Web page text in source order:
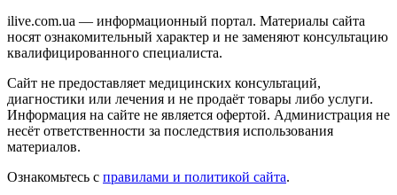
ilive.com.ua — информационный портал. Материалы сайта
носят ознакомительный характер и не заменяют консультацию
квалифицированного специалиста.
Сайт не предоставляет медицинских консультаций,
диагностики или лечения и не продаёт товары либо услуги.
Информация на сайте не является офертой. Администрация не
несёт ответственности за последствия использования
материалов.
Ознакомьтесь с правилами и политикой сайта.